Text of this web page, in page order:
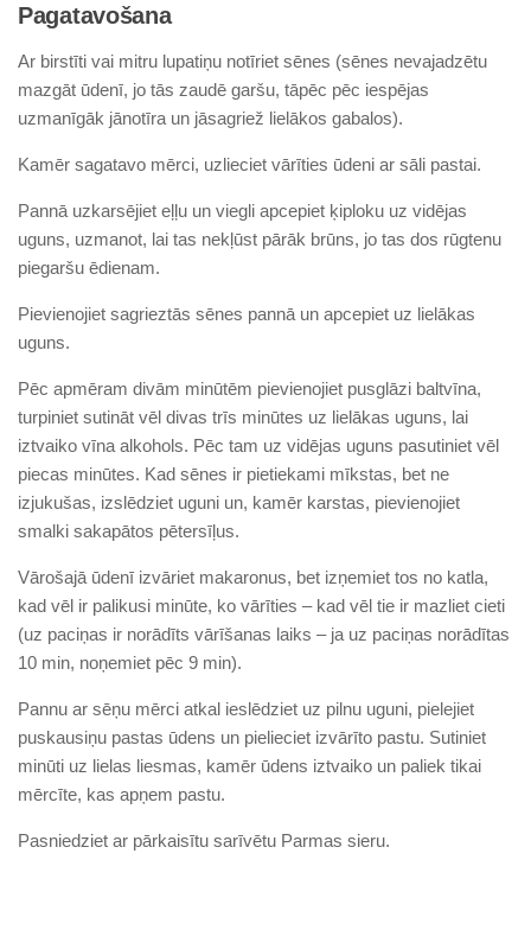
Pagatavošana
Ar birstīti vai mitru lupatiņu notīriet sēnes (sēnes nevajadzētu
mazgāt ūdenī, jo tās zaudē garšu, tāpēc pēc iespējas
uzmanīgāk jānotīra un jāsagriež lielākos gabalos).
Kamēr sagatavo mērci, uzlieciet vārīties ūdeni ar sāli pastai.
Pannā uzkarsējiet eļļu un viegli apcepiet ķiploku uz vidējas
uguns, uzmanot, lai tas nekļūst pārāk brūns, jo tas dos rūgtenu
piegaršu ēdienam.
Pievienojiet sagrieztās sēnes pannā un apcepiet uz lielākas
uguns.
Pēc apmēram divām minūtēm pievienojiet pusglāzi baltvīna,
turpiniet sutināt vēl divas trīs minūtes uz lielākas uguns, lai
iztvaiko vīna alkohols. Pēc tam uz vidējas uguns pasutiniet vēl
piecas minūtes. Kad sēnes ir pietiekami mīkstas, bet ne
izjukušas, izslēdziet uguni un, kamēr karstas, pievienojiet
smalki sakapātos pētersīļus.
Vārošajā ūdenī izvāriet makaronus, bet izņemiet tos no katla,
kad vēl ir palikusi minūte, ko vārīties – kad vēl tie ir mazliet cieti
(uz paciņas ir norādīts vārīšanas laiks – ja uz paciņas norādītas
10 min, noņemiet pēc 9 min).
Pannu ar sēņu mērci atkal ieslēdziet uz pilnu uguni, pielejiet
puskausiņu pastas ūdens un pielieciet izvārīto pastu. Sutiniet
minūti uz lielas liesmas, kamēr ūdens iztvaiko un paliek tikai
mērcīte, kas apņem pastu.
Pasniedziet ar pārkaisītu sarīvētu Parmas sieru.